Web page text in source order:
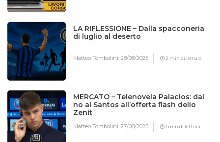
LA RIFLESSIONE – Dalla spacconeria
di luglio al deserto
Matteo Tombolini,28/08/2025 2 min di lettura
MERCATO – Telenovela Palacios: dal
no al Santos all’offerta flash dello
Zenit
Matteo Tombolini,27/08/2025 1 min di lettura